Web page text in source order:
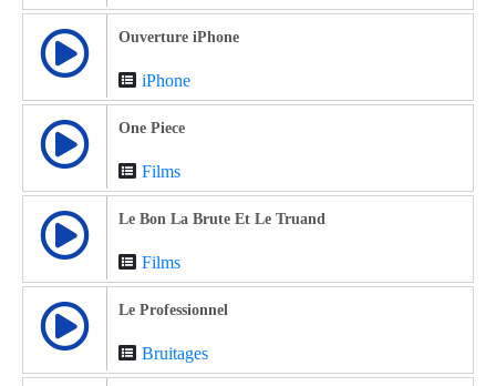
Ouverture iPhone
iPhone
One Piece
Films
Le Bon La Brute Et Le Truand
Films
Le Professionnel
Bruitages